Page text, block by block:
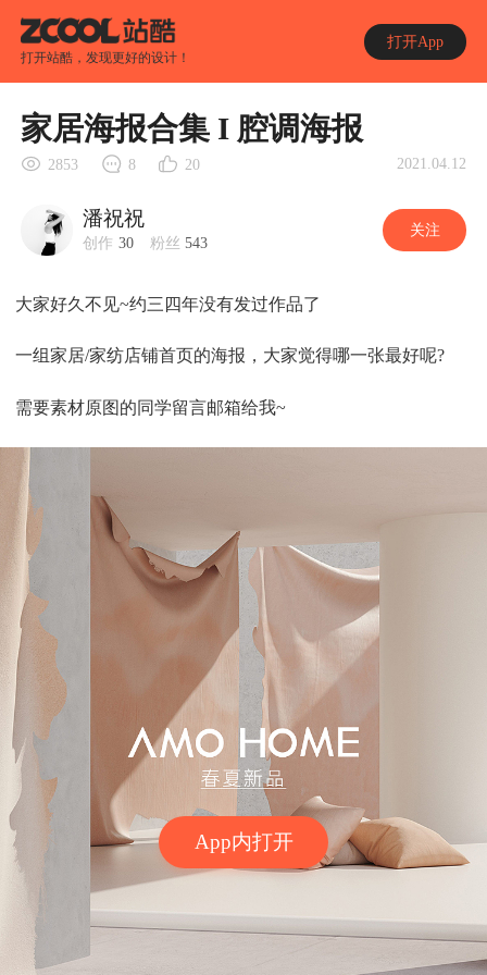
打开站酷，发现更好的设计！
打开App
App内打开
家居海报合集 I 腔调海报
2853 8 20 2021.04.12
潘祝祝
创作 30 粉丝 543
关注
大家好久不见~约三四年没有发过作品了
一组家居/家纺店铺首页的海报，大家觉得哪一张最好呢?
需要素材原图的同学留言邮箱给我~